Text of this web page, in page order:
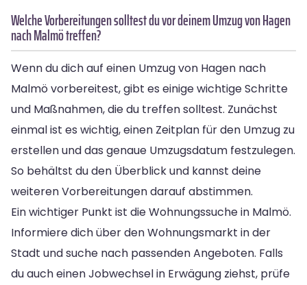
Welche Vorbereitungen solltest du vor deinem Umzug von Hagen
nach Malmö treffen?
Wenn du dich auf einen Umzug von Hagen nach
Malmö vorbereitest, gibt es einige wichtige Schritte
und Maßnahmen, die du treffen solltest. Zunächst
einmal ist es wichtig, einen Zeitplan für den Umzug zu
erstellen und das genaue Umzugsdatum festzulegen.
So behältst du den Überblick und kannst deine
weiteren Vorbereitungen darauf abstimmen.
Ein wichtiger Punkt ist die Wohnungssuche in Malmö.
Informiere dich über den Wohnungsmarkt in der
Stadt und suche nach passenden Angeboten. Falls
du auch einen Jobwechsel in Erwägung ziehst, prüfe